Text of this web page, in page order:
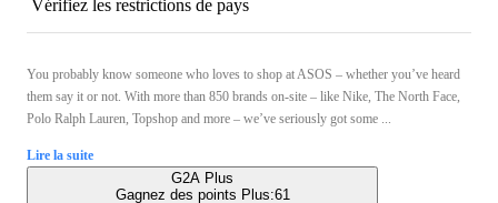
Vérifiez les restrictions de pays
You probably know someone who loves to shop at ASOS – whether you’ve heard
them say it or not. With more than 850 brands on-site – like Nike, The North Face,
Polo Ralph Lauren, Topshop and more – we’ve seriously got some ...
Lire la suite
G2A Plus
Gagnez des points Plus:61